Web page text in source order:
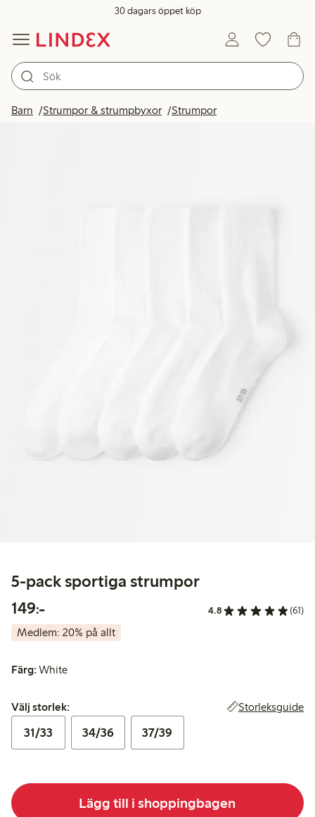
30 dagars öppet köp
Barn Strumpor & strumpbyxor Strumpor
5-pack sportiga strumpor
149:-149,00 kr 4.8 (61)
Medlem: 20% på allt
Färg:White
Välj storlek:
Välj storlek: Storleksguide
31/33 34/36 37/39
Lägg till i shoppingbagen